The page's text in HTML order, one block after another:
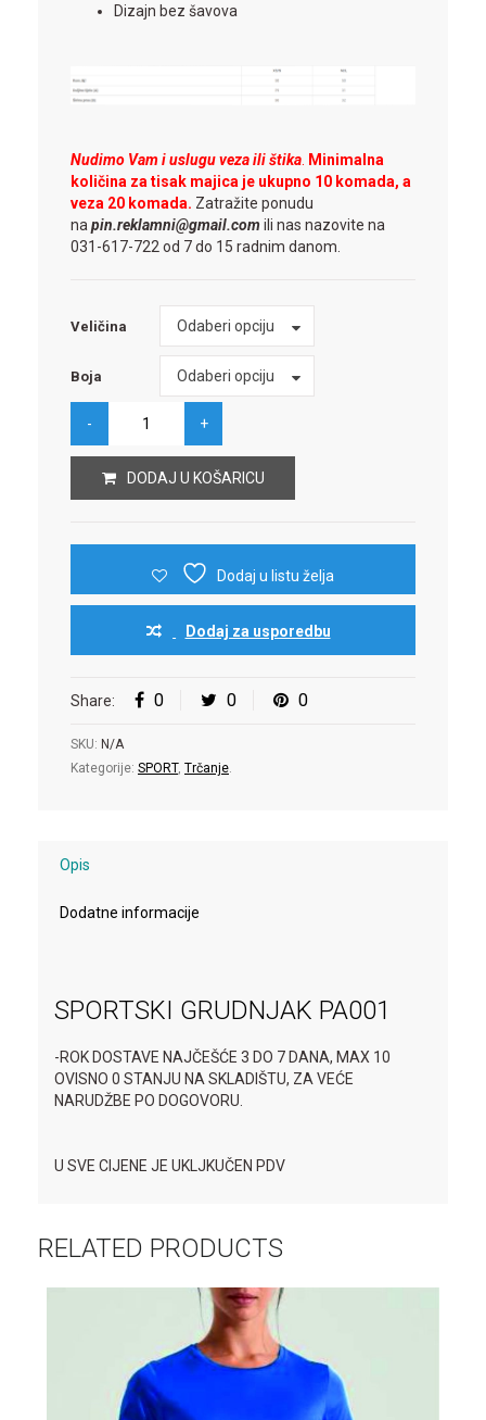
Dizajn bez šavova
Nudimo Vam i uslugu veza ili štika Minimalna
količina za tisak majica je ukupno 10 komada, a
veza 20 komada. Zatražite ponudu
na pin.reklamni@gmail.com ili nas nazovite na
031-617-722 od 7 do 15 radnim danom.
Veličina Odaberi opciju
Veličina
Boja Odaberi opciju
Boja
DODAJ U KOŠARICU
Dodaj u listu želja
Dodaj za usporedbu
Share: 0 0 0
SKU: N/A
Kategorije: SPORT, Trčanje
Opis
Dodatne informacije
SPORTSKI GRUDNJAK PA001
-ROK DOSTAVE NAJČEŠĆE 3 DO 7 DANA, MAX 10
OVISNO 0 STANJU NA SKLADIŠTU, ZA VEĆE
NARUDŽBE PO DOGOVORU.
U SVE CIJENE JE UKLJKUČEN PDV
RELATED PRODUCTS